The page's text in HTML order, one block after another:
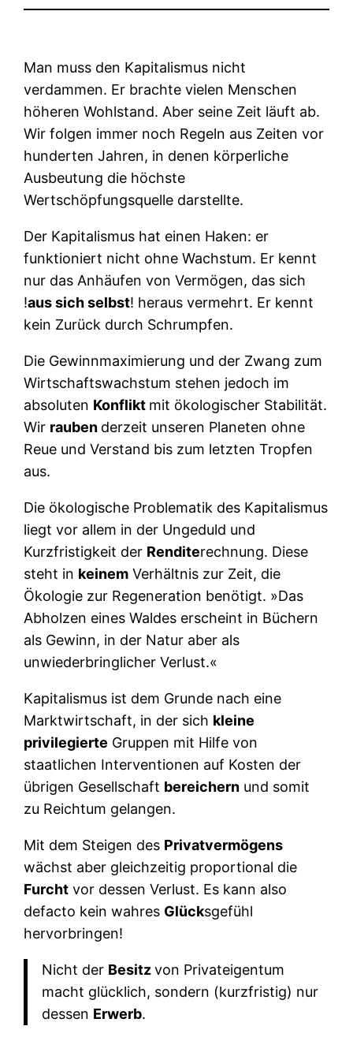
Man muss den Kapitalismus nicht
verdammen. Er brachte vielen Menschen
höheren Wohlstand. Aber seine Zeit läuft ab.
Wir folgen immer noch Regeln aus Zeiten vor
hunderten Jahren, in denen körperliche
Ausbeutung die höchste
Wertschöpfungsquelle darstellte.
Der Kapitalismus hat einen Haken: er
funktioniert nicht ohne Wachstum. Er kennt
nur das Anhäufen von Vermögen, das sich
!aus sich selbst! heraus vermehrt. Er kennt
kein Zurück durch Schrumpfen.
Die Gewinnmaximierung und der Zwang zum
Wirtschaftswachstum stehen jedoch im
absoluten Konflikt mit ökologischer Stabilität.
Wir rauben derzeit unseren Planeten ohne
Reue und Verstand bis zum letzten Tropfen
aus.
Die ökologische Problematik des Kapitalismus
liegt vor allem in der Ungeduld und
Kurzfristigkeit der Renditerechnung. Diese
steht in keinem Verhältnis zur Zeit, die
Ökologie zur Regeneration benötigt. »Das
Abholzen eines Waldes erscheint in Büchern
als Gewinn, in der Natur aber als
unwiederbringlicher Verlust.«
Kapitalismus ist dem Grunde nach eine
Marktwirtschaft, in der sich kleine
privilegierte Gruppen mit Hilfe von
staatlichen Interventionen auf Kosten der
übrigen Gesellschaft bereichern und somit
zu Reichtum gelangen.
Mit dem Steigen des Privatvermögens
wächst aber gleichzeitig proportional die
Furcht vor dessen Verlust. Es kann also
defacto kein wahres Glücksgefühl
hervorbringen!
Nicht der Besitzvon Privateigentum
macht glücklich, sondern (kurzfristig) nur
dessen Erwerb.